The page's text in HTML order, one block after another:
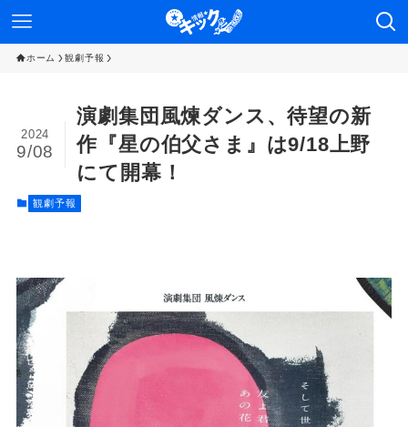
ホーム 観劇予報
演劇集団風煉ダンス、待望の新
作『星の伯父さま』は9/18上野
にて開幕！
2024
9/08
観劇予報